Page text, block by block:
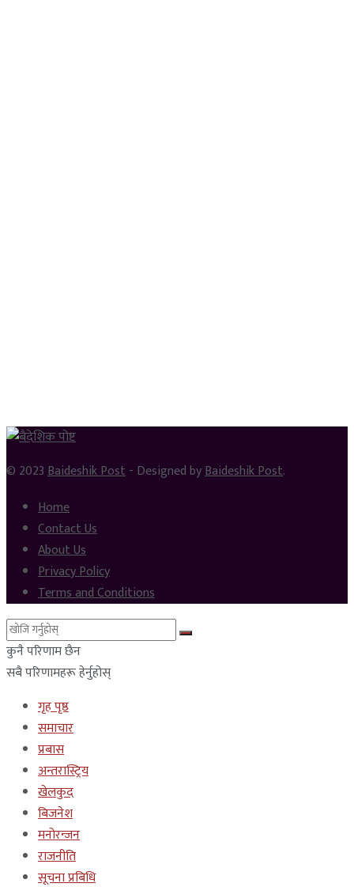
© 2023Baideshik Post- Designed byBaideshik Post.
Home
Contact Us
About Us
Privacy Policy
Terms and Conditions
कुनै परिणाम छैन
सबै परिणामहरू हेर्नुहोस्
गृह पृष्ठ
समाचार
प्रबास
अन्तरास्ट्रिय
खेलकुद
बिजनेश
मनोरन्जन
राजनीति
सूचना प्रबिधि